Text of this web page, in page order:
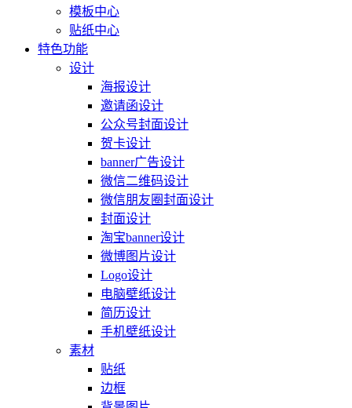
模板中心
贴纸中心
特色功能
设计
海报设计
邀请函设计
公众号封面设计
贺卡设计
banner广告设计
微信二维码设计
微信朋友圈封面设计
封面设计
淘宝banner设计
微博图片设计
Logo设计
电脑壁纸设计
简历设计
手机壁纸设计
素材
贴纸
边框